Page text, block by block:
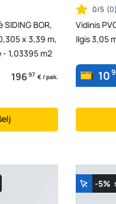
BOR,
x 3,39 m,
- 1,03395 m2
196 97 € / pak.
0/5 (0)
Vidinis
Ilgis 3,05
10
-5%